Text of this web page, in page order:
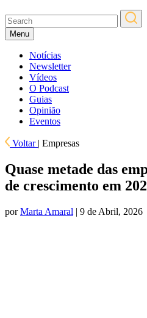
Menu
Notícias
Newsletter
Vídeos
O Podcast
Guias
Opinião
Eventos
Voltar | Empresas
Quase metade das
de crescimento em
porMarta Amaral | 9 de Abril, 2026